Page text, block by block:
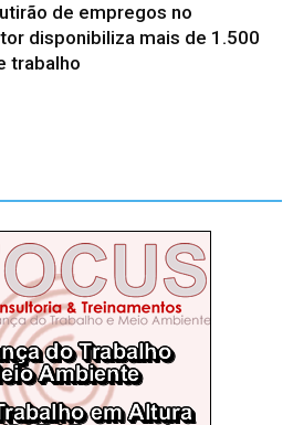
de empregos no
disponibiliza mais de 1.500
trabalho